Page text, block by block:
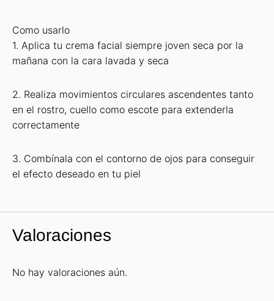
Como usarlo
1. Aplica tu crema facial siempre joven seca por la
mañana con la cara lavada y seca
2. Realiza movimientos circulares ascendentes tanto
en el rostro, cuello como escote para extenderla
correctamente
3. Combínala con el contorno de ojos para conseguir
el efecto deseado en tu piel
Valoraciones
No hay valoraciones aún.